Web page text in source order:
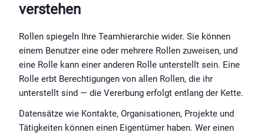
verstehen
Rollen spiegeln Ihre Teamhierarchie wider. Sie können
einem Benutzer eine oder mehrere Rollen zuweisen, und
eine Rolle kann einer anderen Rolle unterstellt sein. Eine
Rolle erbt Berechtigungen von allen Rollen, die ihr
unterstellt sind — die Vererbung erfolgt entlang der Kette.
Datensätze wie Kontakte, Organisationen, Projekte und
Tätigkeiten können einen Eigentümer haben. Wer einen